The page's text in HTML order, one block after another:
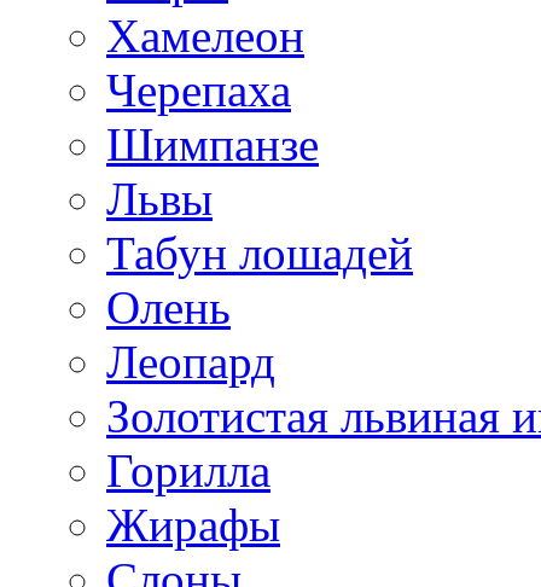
Хамелеон
Черепаха
Шимпанзе
Львы
Табун лошадей
Олень
Леопард
Золотистая львиная
Горилла
Жирафы